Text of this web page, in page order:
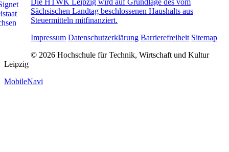
Sächsischen Landtag beschlossenen Haushalts aus
Steuermitteln mitfinanziert.
Impressum Datenschutzerklärung Barrierefreiheit Sitemap
© 2026 Hochschule für Technik, Wirtschaft und Kultur
Leipzig
MobileNavi